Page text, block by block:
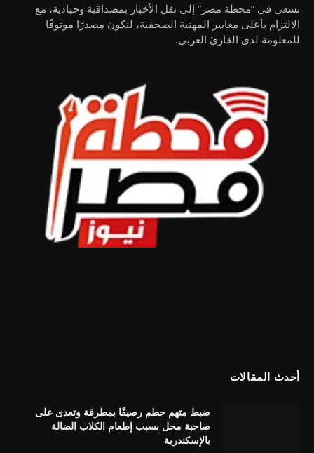
نسعى في “محطة مصر” إلى نقل الأخبار بمصداقية وحيادية، مع
الالتزام بأعلى معايير المهنية الصحفية، لنكون مصدرًا موثوقًا
للمعلومة لدى القارئ العربي.
أحدث المقالات
ضبط متهم حطم رصيفًا بمطرقة وتعدى على
صاحبة محل بسبب إطعام الكلاب الضالة
بالإسكندرية